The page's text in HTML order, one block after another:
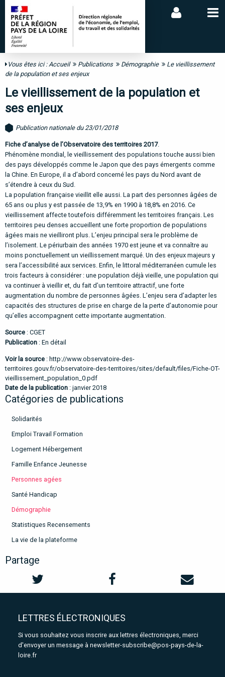
Vous êtes ici :Accueil Publications Démographie
Le vieillissement
de la population et ses enjeux
Le vieillissement de la population et
ses enjeux
Publication nationale du 23/01/2018
Fiche d’analyse de l’Observatoire des territoires 2017.
Phénomène mondial, le vieillissement des populations touche aussi bien
des pays développés comme le Japon que des pays émergents comme
la Chine. En Europe, il a d’abord concerné les pays du Nord avant de
s’étendre à ceux du Sud.
La population française vieillit elle aussi. La part des personnes âgées de
65 ans ou plus y est passée de 13,9% en 1990 à 18,8% en 2016. Ce
vieillissement affecte toutefois différemment les territoires français. Les
territoires peu denses accueillent une forte proportion de populations
âgées mais ne vieilliront plus. L’enjeu principal sera le problème de
l’isolement. Le périurbain des années 1970 est jeune et va connaître au
moins ponctuellement un vieillissement marqué. Un des enjeux majeurs y
sera l’accessibilité aux services. Enfin, le littoral méditerranéen cumule les
trois facteurs à considérer : une population déjà vieille, une population qui
va continuer à vieillir et, du fait d’un territoire attractif, une forte
augmentation du nombre de personnes âgées. L’enjeu sera d’adapter les
capacités des structures de prise en charge de la perte d’autonomie pour
qu’elles accompagnent cette importante augmentation.
Source : CGET
Publication : En détail
Voir la source : http://www.observatoire-des-
territoires.gouv.fr/observatoire-des-territoires/sites/default/files/Fiche-OT-
vieillissement_population_0.pdf
Date de la publication : janvier 2018
Catégories de publications
Solidarités
Emploi Travail Formation
Logement Hébergement
Famille Enfance Jeunesse
Personnes agées
Santé Handicap
Démographie
Statistiques Recensements
La vie de la plateforme
Partage
LETTRES ÉLECTRONIQUES
Si vous souhaitez vous inscrire aux lettres électroniques, merci
d'envoyer un message à newsletter-subscribe@pos-pays-de-la-
loire.fr